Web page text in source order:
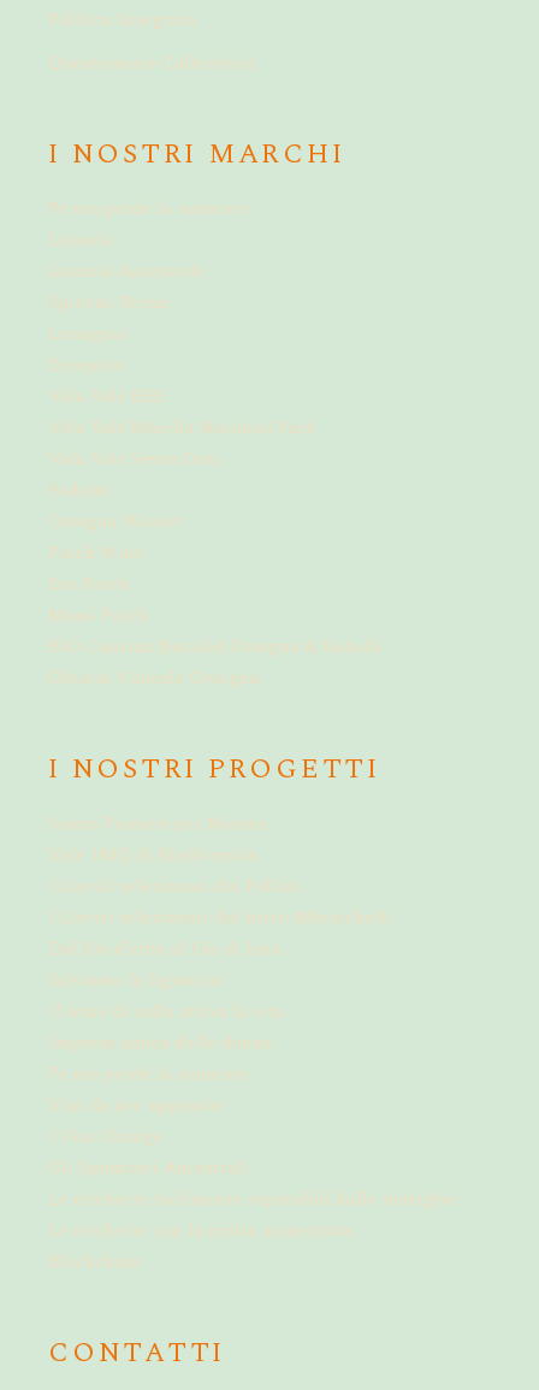
Politica Integrata
Questionario Collettività
I NOSTRI MARCHI
Pé nin perde la sumente
Lunaria
Lunaria Ancestrale
Spiritus Terrae
Lunagaia
Zeropuro
Vola Volé BEE
Vola Volé Maiella National Park
Vola Volé Seven Dots
Padami
Orsogna Winery
Patch Wine
Eva Patch
Mami Patch
BIO Cantina {Sociale} Orsogna & Babalù
Olearia Vinicola Orsogna
I NOSTRI PROGETTI
Siamo Pionieri per Natura
Vale 1MQ di Biodiversità
I Lieviti selezionati dai Pollini
I Lieviti selezionati dai frutti Mbriachelli
Dal filo d’erba al filo di lana
Salviamo la ligustica!
Il seme di sulla attiva la vita
Impresa amica delle donne
Pé nin perde la sumente
Vini da uve appassite
I Vini Orange
Gli Spumanti Ancestrali
Le etichette facilmente separabili dalle bottiglie
Le etichette con la realtà aumentata
Blockchain
CONTATTI